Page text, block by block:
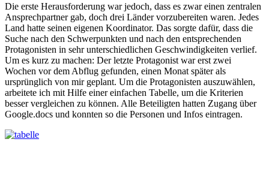
Die erste Herausforderung war jedoch, dass es zwar einen zentralen
Ansprechpartner gab, doch drei Länder vorzubereiten waren. Jedes
Land hatte seinen eigenen Koordinator. Das sorgte dafür, dass die
Suche nach den Schwerpunkten und nach den entsprechenden
Protagonisten in sehr unterschiedlichen Geschwindigkeiten verlief.
Um es kurz zu machen: Der letzte Protagonist war erst zwei
Wochen vor dem Abflug gefunden, einen Monat später als
ursprünglich von mir geplant. Um die Protagonisten auszuwählen,
arbeitete ich mit Hilfe einer einfachen Tabelle, um die Kriterien
besser vergleichen zu können. Alle Beteiligten hatten Zugang über
Google.docs und konnten so die Personen und Infos eintragen.